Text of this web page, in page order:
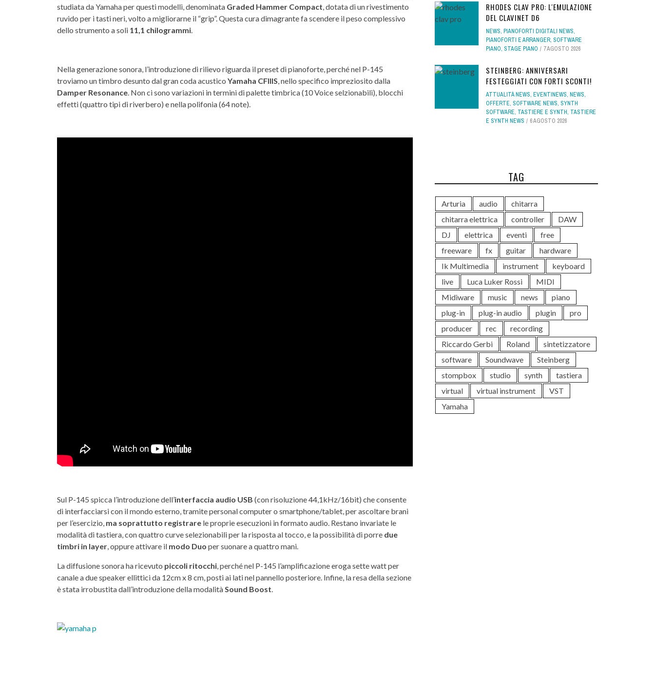
studiata da Yamaha per questi modelli, denominata Graded Hammer Compact, dotata di un rivestimento
ruvido per i tasti neri, volto a migliorarne il “grip”. Questa cura dimagrante fa scendere il peso complessivo
dello strumento a soli 11,1 chilogrammi.
Nella generazione sonora, l’introduzione di rilievo riguarda il preset di pianoforte, perché nel P-145
troviamo un timbro desunto dal gran coda acustico Yamaha CFIIIS, nello specifico impreziosito dalla
Damper Resonance. Non ci sono variazioni in termini di palette timbrica (10 Voice selzionabili), blocchi
effetti (quattro tipi di riverbero) e nella polifonia (64 note).
Sul P-145 spicca l’introduzione dell’interfaccia audio USB (con risoluzione 44,1kHz/16bit) che consente
di interfacciarsi con il mondo esterno, tramite personal computer o smartphone/tablet, per ascoltare brani
per l’esercizio, ma soprattutto registrare le proprie esecuzioni in formato audio. Restano invariate le
modalità di tastiera, con quattro curve selezionabili per la risposta al tocco, e la possibilità di porre due
timbri in layer, oppure attivare il modo Duo per suonare a quattro mani.
La diffusione sonora ha ricevuto piccoli ritocchi, perché nel P-145 l’amplificazione eroga sette watt per
canale a due speaker ellittici da 12cm x 8 cm, posti ai lati nel pannello posteriore. Infine, la resa della sezione
è stata irrobustita dall’introduzione della modalitàSound Boost.
RHODES CLAV PRO: L'EMULAZIONE
DEL CLAVINET D6
NEWS, PIANOFORTI DIGITALI NEWS,
PIANOFORTI E ARRANGER, SOFTWARE
PIANO, STAGE PIANO 7 AGOSTO 2026
STEINBERG: ANNIVERSARI
FESTEGGIATI CON FORTI SCONTI!
ATTUALITÀ NEWS, EVENTINEWS, NEWS,
OFFERTE, SOFTWARE NEWS, SYNTH
SOFTWARE, TASTIERE E SYNTH, TASTIERE
E SYNTH NEWS
6 AGOSTO 2026
TAG
Arturia audio
chitarra
chitarra elettrica
controller
DAW
DJ
elettrica eventi
free
freeware
fx guitar
hardware
Ik Multimedia
instrument
keyboard
live
Luca Luker Rossi
MIDI
Midiware
music news
piano
plug-in
plug-in audio plugin
pro
producer
rec
recording
Riccardo Gerbi
Roland
sintetizzatore
software
Soundwave
Steinberg
stompbox
studio synth
tastiera
virtual
virtual instrument
VST
Yamaha